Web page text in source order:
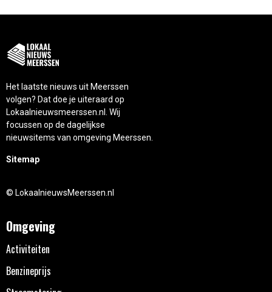
Het laatste nieuws uit Meerssen
volgen? Dat doe je uiteraard op
Lokaalnieuwsmeerssen.nl. Wij
focussen op de dagelijkse
nieuwsitems van omgeving Meerssen.
Sitemap
© LokaalnieuwsMeerssen.nl
Omgeving
Activiteiten
Benzineprijs